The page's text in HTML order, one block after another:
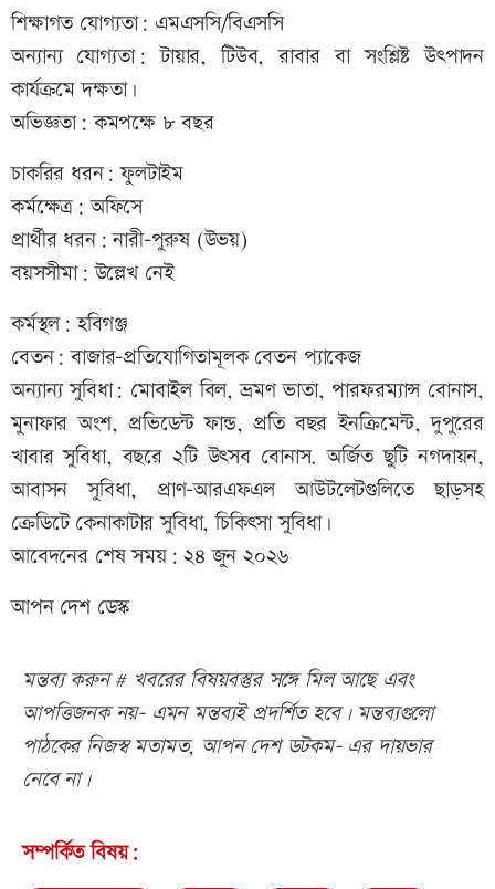
শিক্ষাগত যোগ্যতা: এমএসসি/বিএসসি
অন্যান্য যোগ্যতা: টায়ার, টিউব, রাবার বা সংশ্লিষ্ট উৎপাদন
কার্যক্রমে দক্ষতা।
অভিজ্ঞতা: কমপক্ষে ৮ বছর
চাকরির ধরন: ফুলটাইম
কর্মক্ষেত্র: অফিসে
প্রার্থীর ধরন: নারী-পুরুষ (উভয়)
বয়সসীমা: উল্লেখ নেই
কর্মস্থল: হবিগঞ্জ
বেতন: বাজার-প্রতিযোগিতামূলক বেতন প্যাকেজ
অন্যান্য সুবিধা: মোবাইল বিল, ভ্রমণ ভাতা, পারফরম্যান্স বোনাস,
মুনাফার অংশ, প্রভিডেন্ট ফান্ড, প্রতি বছর ইনক্রিমেন্ট, দুপুরের
খাবার সুবিধা, বছরে ২টি উৎসব বোনাস. অর্জিত ছুটি নগদায়ন,
আবাসন সুবিধা, প্রাণ-আরএফএল আউটলেটগুলিতে ছাড়সহ
ক্রেডিটে কেনাকাটার সুবিধা, চিকিৎসা সুবিধা।
আবেদনের শেষ সময়: ২৪ জুন ২০২৬
আপন দেশ ডেস্ক
মন্তব্য করুন # খবরের বিষয়বস্তুর সঙ্গে মিল আছে এবং
আপত্তিজনক নয়- এমন মন্তব্যই প্রদর্শিত হবে। মন্তব্যগুলো
পাঠকের নিজস্ব মতামত, আপন দেশ ডটকম- এর দায়ভার
নেবে না।
সম্পর্কিত বিষয়: